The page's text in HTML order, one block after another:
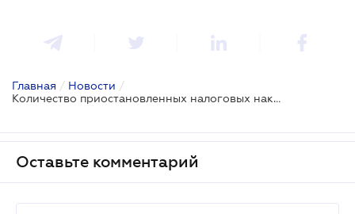
Главная / Новости /
Количество приостановленных налоговых накладных у добросовестных налогоплательщиков обещают уменьшить
Оставьте комментарий